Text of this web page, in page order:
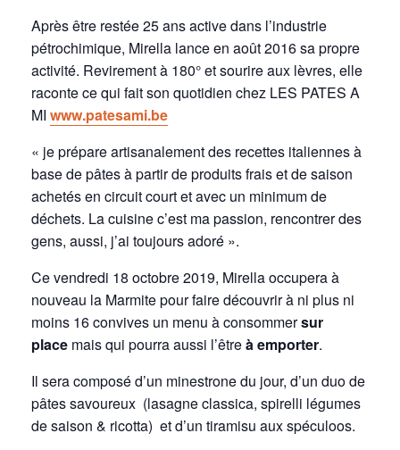
Après être restée 25 ans active dans l’industrie
pétrochimique, Mirella lance en août 2016 sa propre
activité. Revirement à 180° et sourire aux lèvres, elle
raconte ce qui fait son quotidien chez LES PATES A
MI www.patesami.be
« je prépare artisanalement des recettes italiennes à
base de pâtes à partir de produits frais et de saison
achetés en circuit court et avec un minimum de
déchets. La cuisine c’est ma passion, rencontrer des
gens, aussi, j’ai toujours adoré ».
Ce vendredi 18 octobre 2019, Mirella occupera à
nouveau la Marmite pour faire découvrir à ni plus ni
moins 16 convives un menu à consommersur
place mais qui pourra aussi l’êtreà emporter.
Il sera composé d’un minestrone du jour, d’un duo de
pâtes savoureux (lasagne classica, spirelli légumes
de saison & ricotta) et d’un tiramisu aux spéculoos.